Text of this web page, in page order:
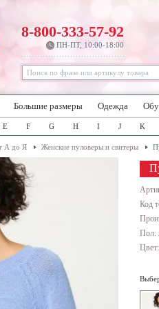
8-800-333-57-92
ПН-ПТ, 10:00-18:00
Большие размеры Одежда
E F G H I J K
А до Я Женские пуловеры и свитеры
Код
Пол: